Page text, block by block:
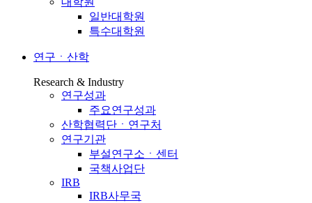
일반대학원
특수대학원
연구ㆍ산학
Research & Industry
연구성과
주요연구성과
산학협력단ㆍ연구처
연구기관
부설연구소ㆍ센터
국책사업단
IRB
IRB사무국